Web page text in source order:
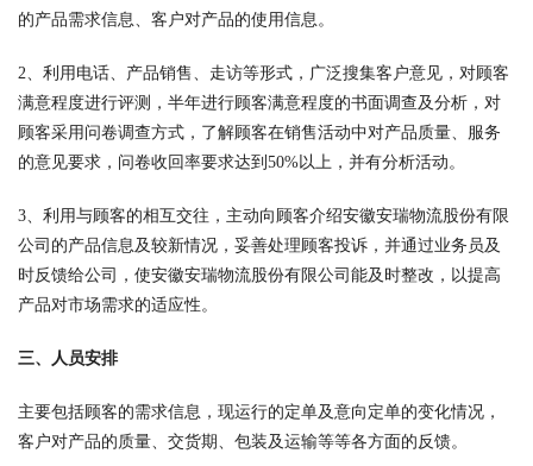
的产品需求信息、客户对产品的使用信息。
2、利用电话、产品销售、走访等形式，广泛搜集客户意见，对顾客
满意程度进行评测，半年进行顾客满意程度的书面调查及分析，对
顾客采用问卷调查方式，了解顾客在销售活动中对产品质量、服务
的意见要求，问卷收回率要求达到50%以上，并有分析活动。
3、利用与顾客的相互交往，主动向顾客介绍安徽安瑞物流股份有限
公司的产品信息及较新情况，妥善处理顾客投诉，并通过业务员及
时反馈给公司，使安徽安瑞物流股份有限公司能及时整改，以提高
产品对市场需求的适应性。
三、人员安排
主要包括顾客的需求信息，现运行的定单及意向定单的变化情况，
客户对产品的质量、交货期、包装及运输等等各方面的反馈。